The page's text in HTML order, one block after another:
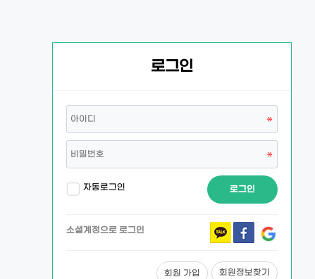
로그인
자동로그인 로그인
소셜계정으로 로그인
회원 가입 회원정보찾기